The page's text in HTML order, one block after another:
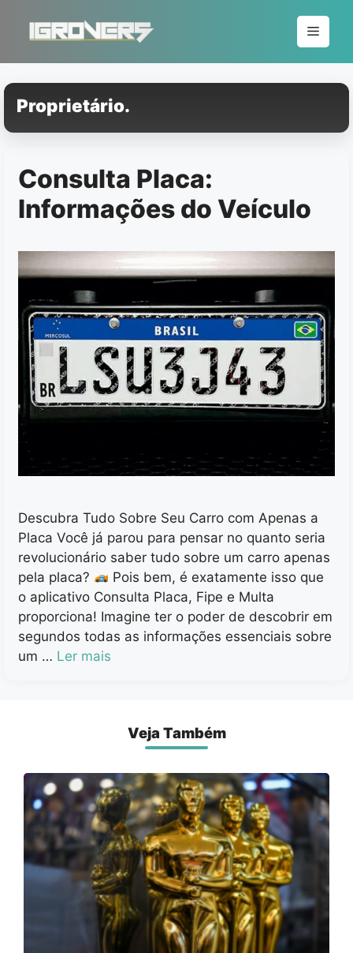
conteúdo
Menu
Proprietário.
Consulta Placa:
Informações do Veículo
Descubra Tudo Sobre Seu Carro com Apenas a
Placa Você já parou para pensar no quanto seria
revolucionário saber tudo sobre um carro apenas
pela placa?
Pois bem, é exatamente isso que
o aplicativo Consulta Placa, Fipe e Multa
proporciona! Imagine ter o poder de descobrir em
segundos todas as informações essenciais sobre
um … Ler mais
Veja Também